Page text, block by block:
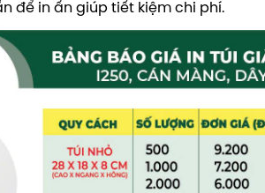
để in ấn giúp tiết kiệm chi phí.